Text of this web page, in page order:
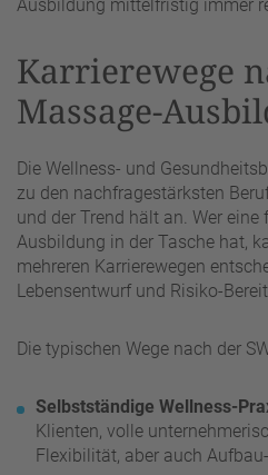
Ausbildung mittelfristig immer
Karrierewege
Massage-
Die Wellness- und
zu den nachfragestärksten
und der Trend hält an. Wer
Ausbildung in der Tasche hat,
mehreren Karrierewegen
Lebensentwurf und Risiko-
Die typischen Wege nach der
Selbstständige Wellness-
Klienten, volle
Flexibilität, aber auch